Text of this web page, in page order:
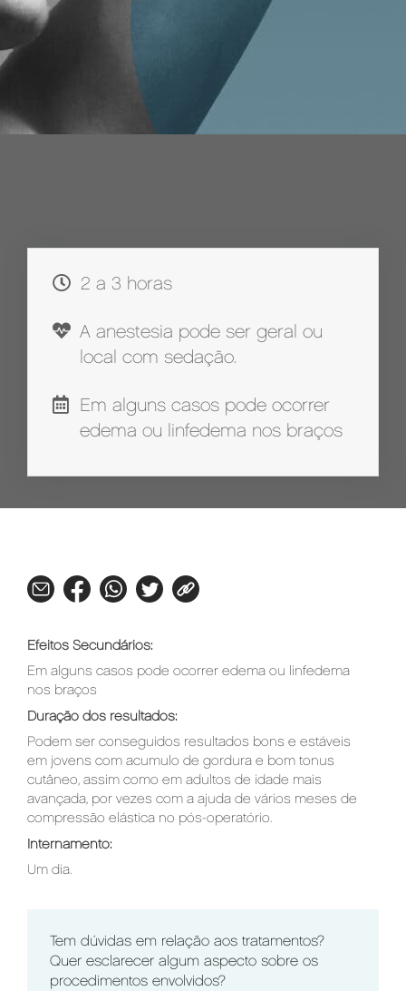
2 a 3 horas
A anestesia pode ser geral ou
local com sedação.
Em alguns casos pode ocorrer
edema ou linfedema nos braços
Efeitos Secundários:
Em alguns casos pode ocorrer edema ou linfedema
nos braços
Duração dos resultados:
Podem ser conseguidos resultados bons e estáveis
em jovens com acumulo de gordura e bom tonus
cutâneo, assim como em adultos de idade mais
avançada, por vezes com a ajuda de vários meses de
compressão elástica no pós-operatório.
Internamento:
Um dia.
Tem dúvidas em relação aos tratamentos?
Quer esclarecer algum aspecto sobre os
procedimentos envolvidos?